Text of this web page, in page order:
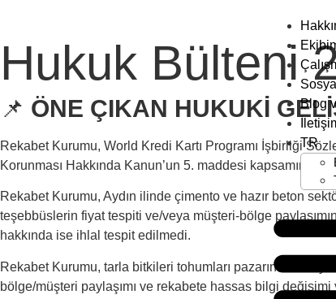
Blog
TR
Hukuk Bülteni
📌 ÖNE ÇIKAN HUKUKİ
Rekabet Kurumu, World Kredi Kartı Programı İşbirliği
Korunması Hakkında Kanun’un 5. maddesi kapsamında
Rekabet Kurumu, Aydın ilinde çimento ve hazır beton
teşebbüslerin fiyat tespiti ve/veya müşteri-bölge
hakkında ise ihlal tespit edilmedi.
Rekabet Kurumu, tarla bitkileri tohumları pazarında
bölge/müşteri paylaşımı ve rekabete hassas bilgi